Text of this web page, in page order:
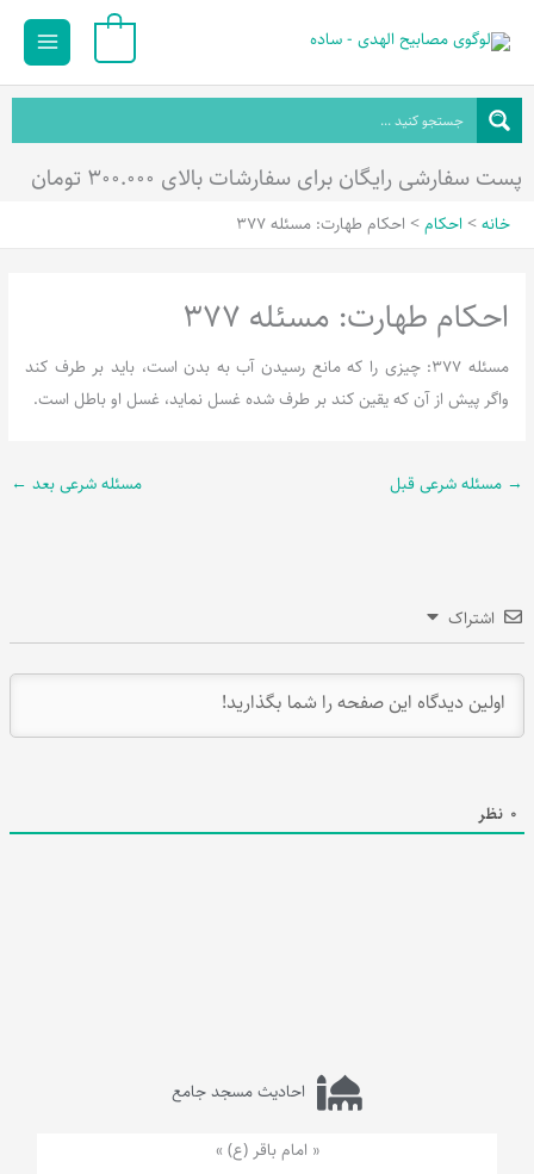
محتوا
Main
پست سفارشی رایگان برای سفارشات بالای ۳۰۰.۰۰۰ تومان
خانه احکام احکام طهارت: مسئله 377
احکام طهارت: مسئله 377
مسئله 377: چیزی را که مانع رسیدن آب به بدن است، باید بر طرف کند
واگر پیش از آن که یقین کند بر طرف شده غسل نماید، غسل او باطل است.
→ مسئله شرعی قبل مسئله شرعی بعد ←
اشتراک
0 نظر
احادیث مسجد جامع
« امام باقر (ع) »